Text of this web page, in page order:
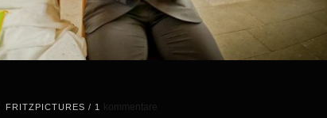
FRITZPICTURES / 1 kommentare